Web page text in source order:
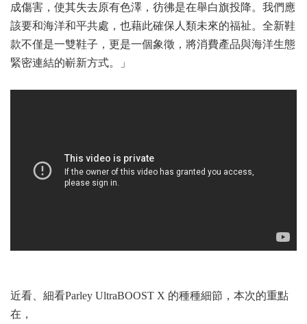
成傷害，使其失去原有色澤，彷彿是在舉白旗投降。我們應
該要和海洋和平共處，也藉此確保人類未來的福祉。全新鞋
款不僅是一雙鞋子，更是一個象徵，將消費產品與海洋生態
緊密連結的嶄新方式。」
近看、細看Parley UltraBOOST X 的種種細節，本次的重點
在，